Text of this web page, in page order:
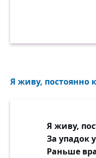
Я живу, постоянно
Я живу,
За упадок
Раньше